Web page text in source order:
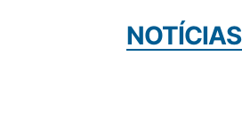
NOTÍCIAS